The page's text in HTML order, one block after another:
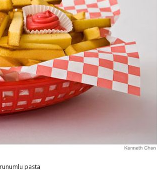
pasta